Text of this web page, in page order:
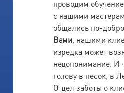
проводим
с нашими
общались по-
Вами, нашими
изредка может
недопонимание. И
голову в песок, в
Отдел заботы о